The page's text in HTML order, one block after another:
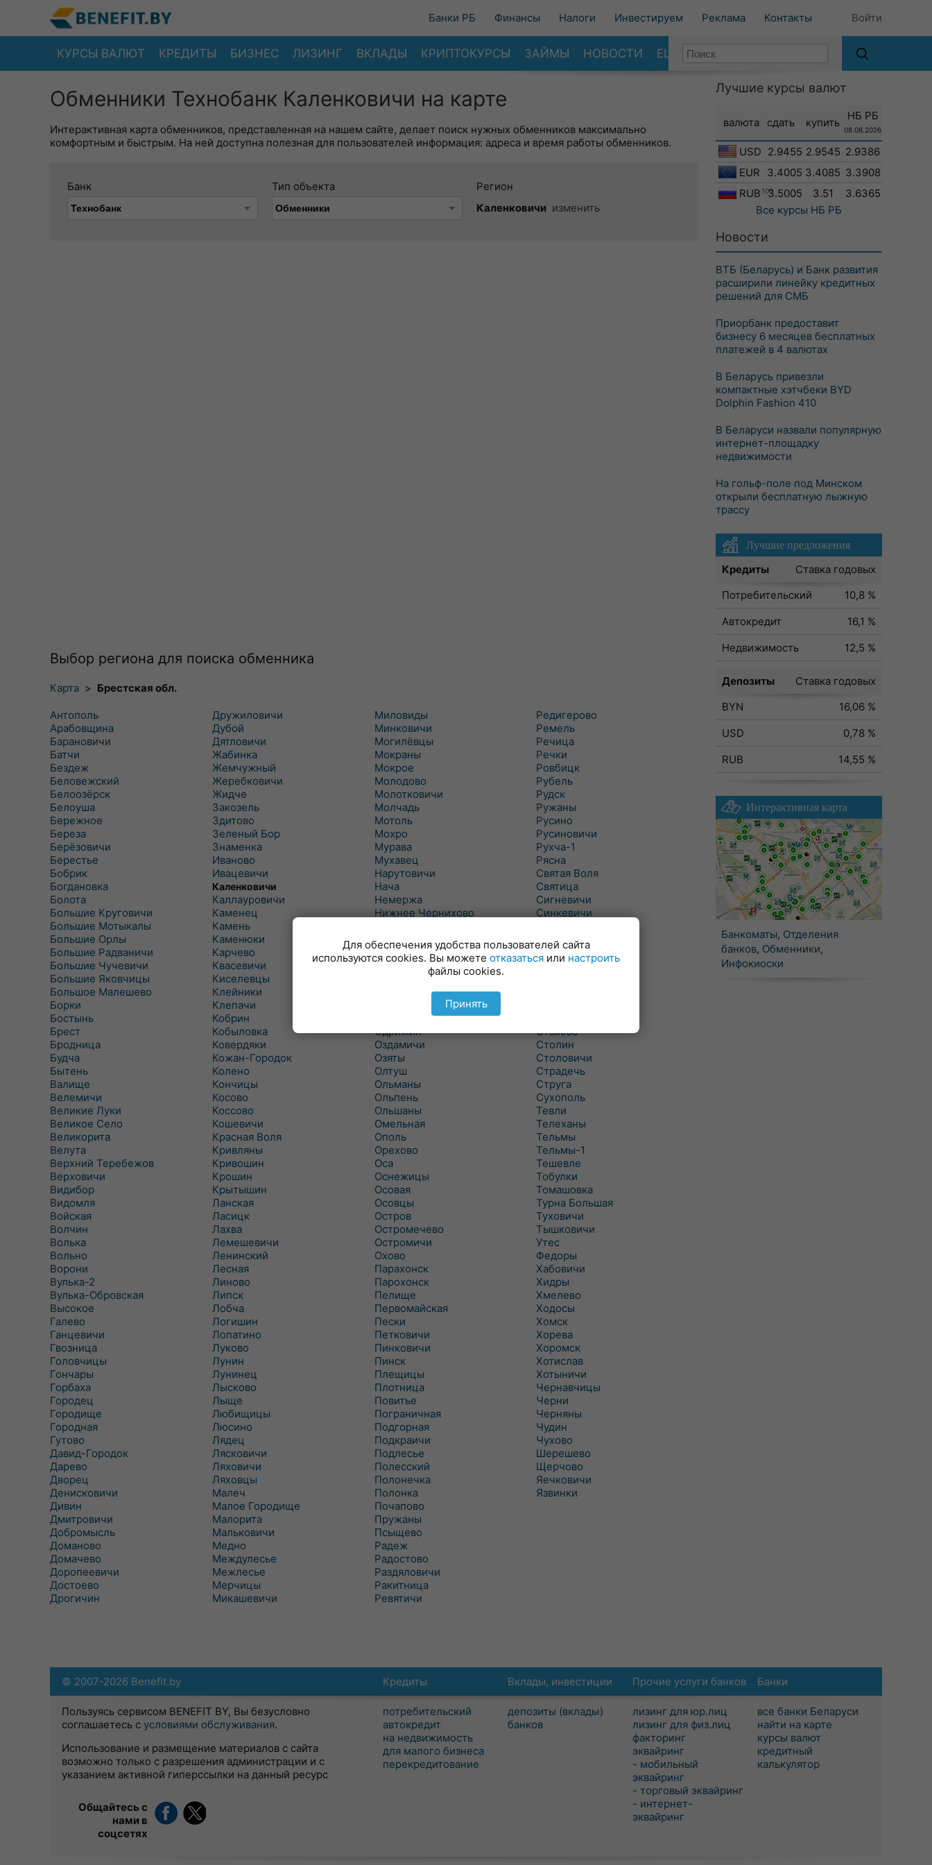
Банки РБ Финансы Налоги Инвестируем Реклама Контакты Войти
КУРСЫ ВАЛЮТ КРЕДИТЫ БИЗНЕС ЛИЗИНГ ВКЛАДЫ КРИПТОКУРСЫ ЗАЙМЫ НОВОСТИ ЕЩЕ
Обменники Технобанк Каленковичи на карте
Интерактивная карта обменников, представленная на нашем сайте, делает поиск нужных обменников максимально
комфортным и быстрым. На ней доступна полезная для пользователей информация: адреса и время работы обменников.
Банк Тип объекта
Регион
Каленковичи изменить
Выбор региона для поиска обменника
Карта > Брестская обл.
Антополь
Арабовщина
Барановичи
Батчи
Бездеж
Беловежский
Белоозёрск
Белоуша
Бережное
Береза
Берёзовичи
Берестье
Бобрик
Богдановка
Болота
Большие Круговичи
Большие Мотыкалы
Большие Орлы
Большие Радваничи
Большие Чучевичи
Большие Яковчицы
Большое Малешево
Борки
Бостынь
Брест
Бродница
Будча
Бытень
Валище
Велемичи
Великие Луки
Великое Село
Великорита
Велута
Верхний Теребежов
Верховичи
Видибор
Видомля
Войская
Волчин
Волька
Вольно
Ворони
Вулька-2
Вулька-Обровская
Высокое
Галево
Ганцевичи
Гвозница
Головчицы
Гончары
Горбаха
Городец
Городище
Городная
Гутово
Давид-Городок
Дарево
Дворец
Денисковичи
Дивин
Дмитровичи
Добромысль
Доманово
Домачево
Доропеевичи
Достоево
Дрогичин
Дружиловичи
Дубой
Дятловичи
Жабинка
Жемчужный
Жеребковичи
Жидче
Закозель
Здитово
Зеленый Бор
Знаменка
Иваново
Ивацевичи
Каленковичи
Каллауровичи
Каменец
Камень
Каменюки
Карчево
Квасевичи
Киселевцы
Клейники
Клепачи
Кобрин
Кобыловка
Ковердяки
Кожан-Городок
Колено
Кончицы
Косово
Коссово
Кошевичи
Красная Воля
Кривляны
Кривошин
Крошин
Крытышин
Ланская
Ласицк
Лахва
Лемешевичи
Ленинский
Лесная
Линово
Липск
Лобча
Логишин
Лопатино
Луково
Лунин
Лунинец
Лысково
Лыще
Любищицы
Люсино
Лядец
Лясковичи
Ляховичи
Ляховцы
Малеч
Малое Городище
Малорита
Мальковичи
Медно
Междулесье
Межлесье
Мерчицы
Микашевичи
Миловиды
Минковичи
Могилёвцы
Мокраны
Мокрое
Молодово
Молотковичи
Молчадь
Мотоль
Мохро
Мурава
Мухавец
Нарутовичи
Нача
Немержа
Нижнее Чернихово
Новицковичи
Новоселки
Новые Засимовичи
Новые Лыщицы
Оберовщина
Одрижин
Оздамичи
Озяты
Олтуш
Ольманы
Ольпень
Ольшаны
Омельная
Ополь
Орехово
Оса
Оснежицы
Осовая
Осовцы
Остров
Остромечево
Остромичи
Охово
Парахонск
Парохонск
Пелище
Первомайская
Пески
Петковичи
Пинковичи
Пинск
Плещицы
Плотница
Повитье
Пограничная
Подгорная
Подкраичи
Подлесье
Полесский
Полонечка
Полонка
Почапово
Пружаны
Псыщево
Радеж
Радостово
Раздяловичи
Ракитница
Ревятичи
Редигерово
Ремель
Речица
Речки
Ровбицк
Рубель
Рудск
Ружаны
Русино
Русиновичи
Рухча-1
Рясна
Святая Воля
Святица
Сигневичи
Синкевичи
Снитово
Соколово
Сочивки
Стахово
Столин
Столовичи
Страдечь
Струга
Сухополь
Тевли
Телеханы
Тельмы
Тельмы-1
Тешевле
Тобулки
Томашовка
Турна Большая
Туховичи
Тышковичи
Утес
Федоры
Хабовичи
Хидры
Хмелево
Ходосы
Хомск
Хорева
Хоромск
Хотислав
Хотыничи
Чернавчицы
Черни
Черняны
Чудин
Чухово
Шерешево
Щерчово
Яечковичи
Язвинки
Лучшие курсы валют
валюта сдать купить
НБ РБ
08.08.2026
USD 2.9455 2.9545 2.9386
EUR
3.4005 3.4085 3.3908
RUB 1003.5005 3.51
3.6365
Все курсы НБ РБ
Новости
ВТБ (Беларусь) и Банк развития
расширили линейку кредитных
решений для СМБ
Приорбанк предоставит
бизнесу 6 месяцев бесплатных
платежей в 4 валютах
В Беларусь привезли
компактные хэтчбеки BYD
Dolphin Fashion 410
В Беларуси назвали популярную
интернет-площадку
недвижимости
На гольф-поле под Минском
открыли бесплатную лыжную
трассу
Лучшие предложения
Кредиты
Ставка годовых
Потребительский
10,8 %
Автокредит
16,1 %
Недвижимость
12,5 %
Депозиты
Ставка годовых
BYN
16,06 %
USD
0,78 %
RUB
14,55 %
Интерактивная карта
Банкоматы, Отделения
банков, Обменники,
Инфокиоски
Кредиты
потребительский
автокредит
на недвижимость
для малого бизнеса
перекредитование
Вклады, инвестиции
депозиты (вклады)
банков
Прочие услуги банков
лизинг для юр.лиц
лизинг для физ.лиц
факторинг
эквайринг
- мобильный
эквайринг
- торговый эквайринг
- интернет-
эквайринг
Банки
все банки Беларуси
найти на карте
курсы валют
кредитный
калькулятор
© 2007-2026 Benefit.by
Пользуясь сервисом BENEFIT BY, Вы безусловно
соглашаетесь с условиями обслуживания.
Использование и размещение материалов с сайта
возможно только с разрешения администрации и с
указанием активной гиперссылки на данный ресурс
Общайтесь с
нами в
соцсетях
Для обеспечения удобства пользователей сайта
используются cookies. Вы можете отказаться или настроить
файлы cookies.
Принять